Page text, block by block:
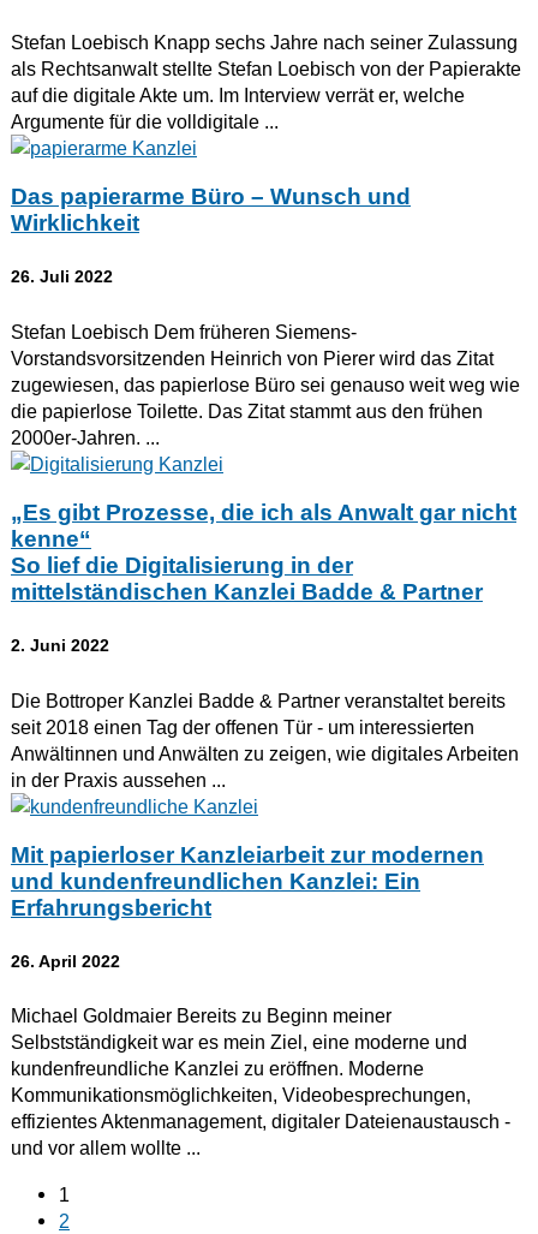
Stefan Loebisch Knapp sechs Jahre nach seiner Zulassung
als Rechtsanwalt stellte Stefan Loebisch von der Papierakte
auf die digitale Akte um. Im Interview verrät er, welche
Argumente für die volldigitale ...
Das papierarme Büro – Wunsch und
Wirklichkeit
26. Juli 2022
Stefan Loebisch Dem früheren Siemens-
Vorstandsvorsitzenden Heinrich von Pierer wird das Zitat
zugewiesen, das papierlose Büro sei genauso weit weg wie
die papierlose Toilette. Das Zitat stammt aus den frühen
2000er-Jahren. ...
„Es gibt Prozesse, die ich als Anwalt gar nicht
kenne“
So lief die Digitalisierung in der
mittelständischen Kanzlei Badde & Partner
2. Juni 2022
Die Bottroper Kanzlei Badde & Partner veranstaltet bereits
seit 2018 einen Tag der offenen Tür - um interessierten
Anwältinnen und Anwälten zu zeigen, wie digitales Arbeiten
in der Praxis aussehen ...
Mit papierloser Kanzleiarbeit zur modernen
und kundenfreundlichen Kanzlei: Ein
Erfahrungsbericht
26. April 2022
Michael Goldmaier Bereits zu Beginn meiner
Selbstständigkeit war es mein Ziel, eine moderne und
kundenfreundliche Kanzlei zu eröffnen. Moderne
Kommunikationsmöglichkeiten, Videobesprechungen,
effizientes Aktenmanagement, digitaler Dateienaustausch -
und vor allem wollte ...
1
2